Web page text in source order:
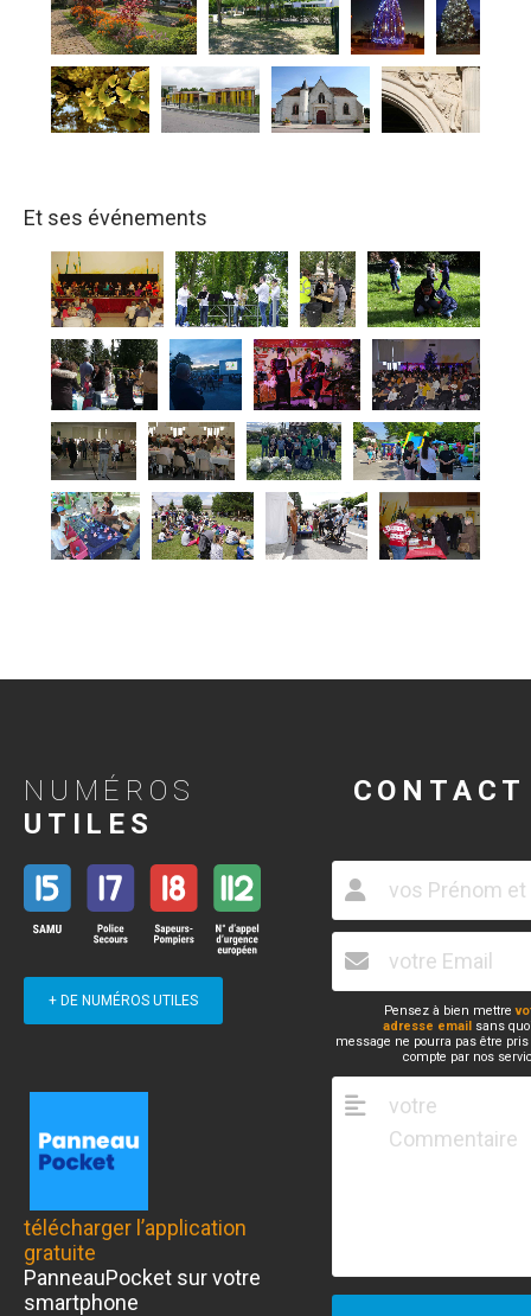
Et ses événements
NUMÉROS
UTILES
+ DE NUMÉROS UTILES
télécharger l’application
gratuite
PanneauPocket sur votre
smartphone
CONTACT
Pensez à bien mettre
adresse email sans
message ne pourra pas être
compte par nos